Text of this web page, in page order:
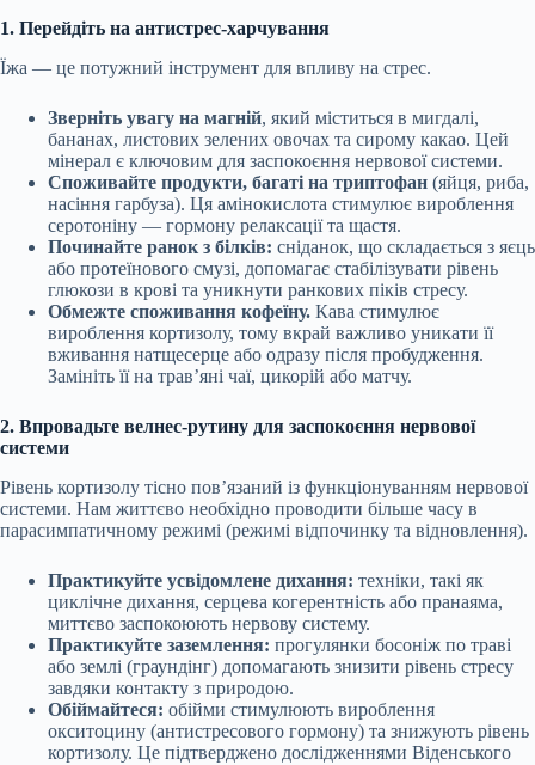
1. Перейдіть на антистрес-харчування
Їжа — це потужний інструмент для впливу на стрес.
Зверніть увагу на магній, який міститься в мигдалі,
бананах, листових зелених овочах та сирому какао. Цей
мінерал є ключовим для заспокоєння нервової системи.
Споживайте продукти, багаті на триптофан (яйця, риба,
насіння гарбуза). Ця амінокислота стимулює вироблення
серотоніну — гормону релаксації та щастя.
Починайте ранок з білків: сніданок, що складається з яєць
або протеїнового смузі, допомагає стабілізувати рівень
глюкози в крові та уникнути ранкових піків стресу.
Обмежте споживання кофеїну. Кава стимулює
вироблення кортизолу, тому вкрай важливо уникати її
вживання натщесерце або одразу після пробудження.
Замініть її на трав’яні чаї, цикорій або матчу.
2. Впровадьте велнес-рутину для заспокоєння нервової
системи
Рівень кортизолу тісно пов’язаний із функціонуванням нервової
системи. Нам життєво необхідно проводити більше часу в
парасимпатичному режимі (режимі відпочинку та відновлення).
Практикуйте усвідомлене дихання: техніки, такі як
циклічне дихання, серцева когерентність або пранаяма,
миттєво заспокоюють нервову систему.
Практикуйте заземлення: прогулянки босоніж по траві
або землі (граундінг) допомагають знизити рівень стресу
завдяки контакту з природою.
Обіймайтеся: обійми стимулюють вироблення
окситоцину (антистресового гормону) та знижують рівень
кортизолу. Це підтверджено дослідженнями Віденського